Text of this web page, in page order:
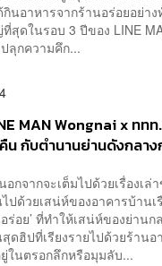
กินอาหารจากร้านอร่อยอย่า
สุดในรอบ 3 ปีของ LINE
ลุกความคึก...
MAN Wongnai x ทท
น กับตำนานย่านดังกลา
อกจากจะเต็มไปด้วยเรื่องเ
ไปด้วยเสน่ห์ของอาคารบ้าน
ร่อย’ ที่ทำให้เสน่ห์ของย่า
ดฮิปที่เรียงรายไปด้วยร้านอ
ในตรอกลึกหรือมุมลับ...